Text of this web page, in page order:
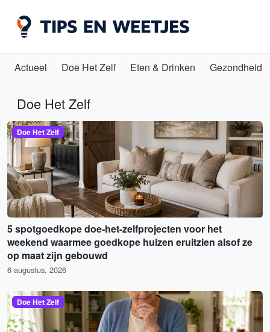
Actueel Doe Het Zelf Eten & Drinken Gezondheid
Doe Het Zelf
Doe Het Zelf
5 spotgoedkope doe-het-zelfprojecten voor het
weekend waarmee goedkope huizen eruitzien alsof ze
op maat zijn gebouwd
6 augustus, 2026
Doe Het Zelf